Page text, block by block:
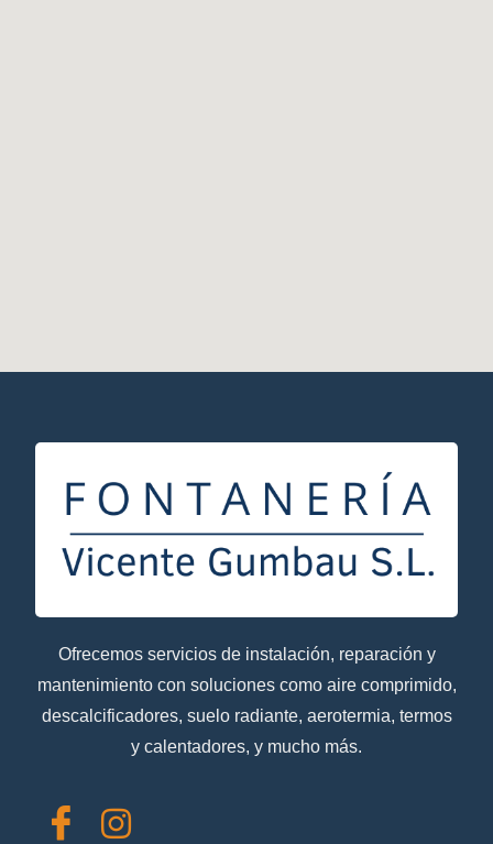
Ofrecemos servicios de instalación, reparación y
mantenimiento con soluciones como aire comprimido,
descalcificadores, suelo radiante, aerotermia, termos
y calentadores, y mucho más.